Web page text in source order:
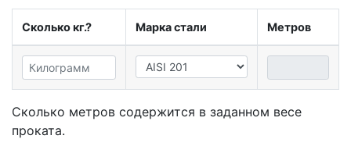
Сколько кг.? Марка стали Метров
Сколько метров содержится в заданном весе
проката.